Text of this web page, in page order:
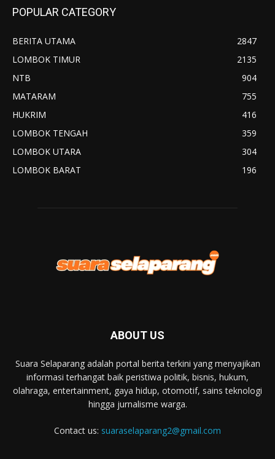
POPULAR CATEGORY
BERITA UTAMA
2847
LOMBOK TIMUR
2135
NTB
904
MATARAM
755
HUKRIM
416
LOMBOK TENGAH
359
LOMBOK UTARA
304
LOMBOK BARAT
196
ABOUT US
Suara Selaparang adalah portal berita terkini yang menyajikan
informasi terhangat baik peristiwa politik, bisnis, hukum,
olahraga, entertainment, gaya hidup, otomotif, sains teknologi
hingga jurnalisme warga.
Contact us: suaraselaparang2@gmail.com